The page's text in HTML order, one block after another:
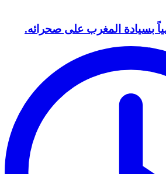
بسيادة المغرب على صحرائه.